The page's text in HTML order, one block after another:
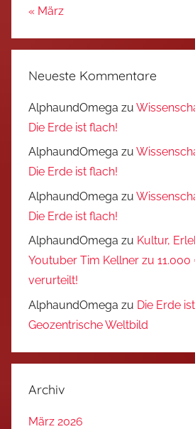
« März
Neueste Kommentare
AlphaundOmega zu
Die Erde ist flach!
AlphaundOmega zu
Die Erde ist flach!
AlphaundOmega zu
Die Erde ist flach!
AlphaundOmega zu Kultur,
Youtuber Tim Kellner zu
verurteilt!
AlphaundOmega zu Die Erde
Geozentrische Weltbild
Archiv
März 2026